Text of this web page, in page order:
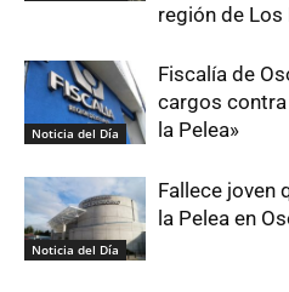
región de Los
Noticia del Día
Fiscalía de
cargos
la Pelea»
Noticia del Día
Fallece joven
la Pelea en